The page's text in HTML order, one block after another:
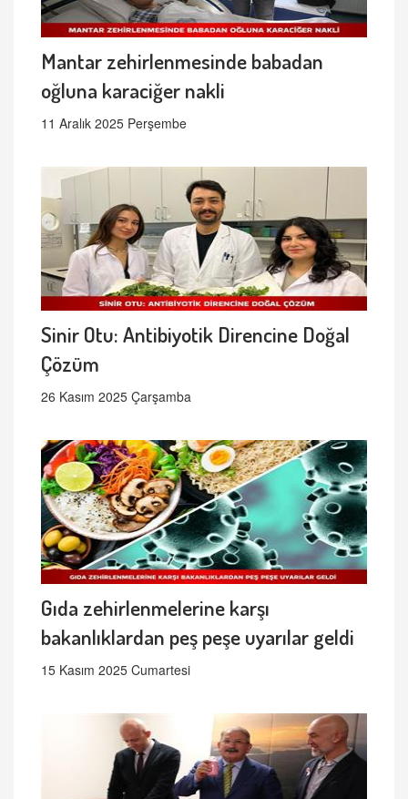
Mantar zehirlenmesinde babadan
oğluna karaciğer nakli
11 Aralık 2025 Perşembe
Sinir Otu: Antibiyotik Direncine Doğal
Çözüm
26 Kasım 2025 Çarşamba
Gıda zehirlenmelerine karşı
bakanlıklardan peş peşe uyarılar geldi
15 Kasım 2025 Cumartesi